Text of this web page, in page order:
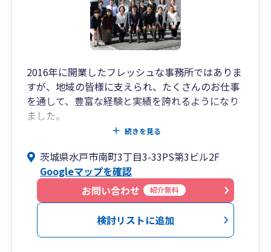
2016年に開業したフレッシュな事務所ではありま
すが、地域の皆様に支えられ、たくさんのお仕事
を通して、豊富な経験と実績を誇れるようになり
ました。
2020年には法人化を図り、より地域の皆様へお仕
存です。
私は税理士の中では若く、フットワークの軽さを
モットーとし、税理士本人がお客様とお会いする
時間を大切にしています。
また、士業ネットワークを構築し、弁護士・税理
士・司法書士・行政書士など、各分野の専門家と
続きを見る
茨城県水戸市南町3丁目3-33PS第3ビル2F
Googleマップを確認
お問い合わせ
紹介無料
検討リストに追加